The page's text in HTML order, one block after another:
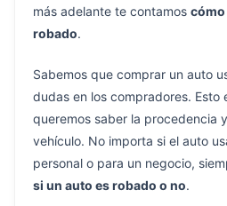
más adelante te contamos cómo
robado.
Sabemos que comprar un auto
dudas en los compradores. Esto
queremos saber la procedencia
vehículo. No importa si el auto
personal o para un negocio,
si un auto es robado o no.